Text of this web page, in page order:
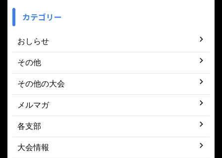
カテゴリー
おしらせ
その他
その他の大会
メルマガ
各支部
大会情報